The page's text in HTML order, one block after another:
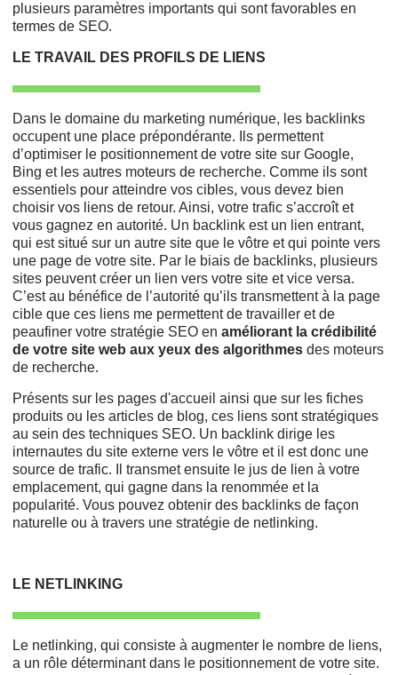
plusieurs paramètres importants qui sont favorables en
termes de SEO.
LE TRAVAIL DES PROFILS DE LIENS
Dans le domaine du marketing numérique, les backlinks
occupent une place prépondérante. Ils permettent
d’optimiser le positionnement de votre site sur Google,
Bing et les autres moteurs de recherche. Comme ils sont
essentiels pour atteindre vos cibles, vous devez bien
choisir vos liens de retour. Ainsi, votre trafic s’accroît et
vous gagnez en autorité. Un backlink est un lien entrant,
qui est situé sur un autre site que le vôtre et qui pointe vers
une page de votre site. Par le biais de backlinks, plusieurs
sites peuvent créer un lien vers votre site et vice versa.
C’est au bénéfice de l’autorité qu’ils transmettent à la page
cible que ces liens me permettent de travailler et de
peaufiner votre stratégie SEO enaméliorant la crédibilité
de votre site web aux yeux des algorithmes des moteurs
de recherche.
Présents sur les pages d'accueil ainsi que sur les fiches
produits ou les articles de blog, ces liens sont stratégiques
au sein des techniques SEO. Un backlink dirige les
internautes du site externe vers le vôtre et il est donc une
source de trafic. Il transmet ensuite le jus de lien à votre
emplacement, qui gagne dans la renommée et la
popularité. Vous pouvez obtenir des backlinks de façon
naturelle ou à travers une stratégie de netlinking.
LE NETLINKING
Le netlinking, qui consiste à augmenter le nombre de liens,
a un rôle déterminant dans le positionnement de votre site.